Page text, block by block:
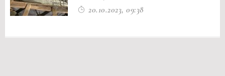
20.10.2023, 09:38